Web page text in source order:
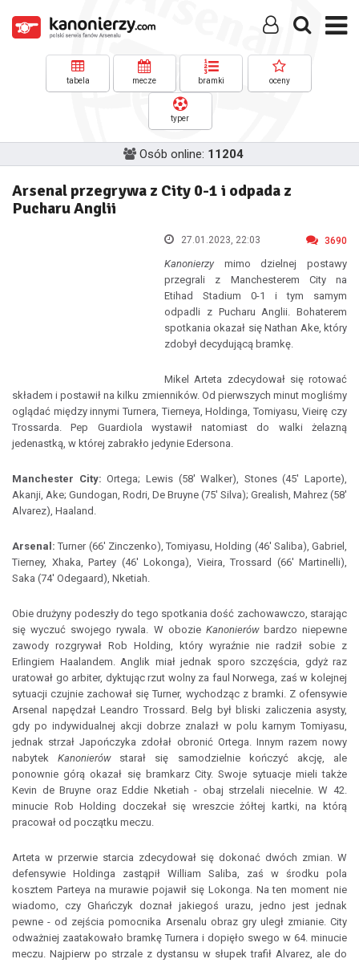
tabela mecze bramki oceny
typer
Osób online: 11204
Arsenal przegrywa z City 0-1 i odpada z
Pucharu Anglii
27.01.2023, 22:03 3690
Kanonierzymimo dzielnej postawy
przegrali z Manchesterem City na
Etihad Stadium 0-1 i tym samym
odpadli z Pucharu Anglii. Bohaterem
spotkania okazał się Nathan Ake, który
zdobył decydującą bramkę.
Mikel Arteta zdecydował się rotować
składem i postawił na kilku zmienników. Od pierwszych minut mogliśmy
oglądać między innymi Turnera, Tierneya, Holdinga, Tomiyasu, Vieirę czy
Trossarda. Pep Guardiola wystawił natomiast do walki żelazną
jedenastką, w której zabrakło jedynie Edersona.
Manchester City: Ortega; Lewis (58' Walker), Stones (45' Laporte),
Akanji, Ake; Gundogan, Rodri, De Bruyne (75' Silva); Grealish, Mahrez (58'
Alvarez), Haaland.
Arsenal: Turner (66' Zinczenko), Tomiyasu, Holding (46' Saliba), Gabriel,
Tierney, Xhaka, Partey (46' Lokonga), Vieira, Trossard (66' Martinelli),
Saka (74' Odegaard), Nketiah.
Obie drużyny podeszły do tego spotkania dość zachowawczo, starając
się wyczuć swojego rywala. W obozie Kanonierówbardzo niepewne
zawody rozgrywał Rob Holding, który wyraźnie nie radził sobie z
Erlingiem Haalandem. Anglik miał jednak sporo szczęścia, gdyż raz
uratował go arbiter, dyktując rzut wolny za faul Norwega, zaś w kolejnej
sytuacji czujnie zachował się Turner, wychodząc z bramki. Z ofensywie
Arsenal napędzał Leandro Trossard. Belg był bliski zaliczenia asysty,
gdy po indywidualnej akcji dobrze znalazł w polu karnym Tomiyasu,
jednak strzał Japończyka zdołał obronić Ortega. Innym razem nowy
nabytekKanonierówstarał się samodzielnie kończyć akcję, ale
ponownie górą okazał się bramkarz City. Swoje sytuacje mieli także
Kevin de Bruyne oraz Eddie Nketiah - obaj strzelali niecelnie. W 42.
minucie Rob Holding doczekał się wreszcie żółtej kartki, na którą
pracował od początku meczu.
Arteta w przerwie starcia zdecydował się dokonać dwóch zmian. W
defensywie Holdinga zastąpił William Saliba, zaś w środku pola
kosztem Parteya na murawie pojawił się Lokonga. Na ten moment nie
wiadomo, czy Ghańczyk doznał jakiegoś urazu, jedno jest jednak
pewne - od zejścia pomocnika Arsenalu obraz gry uległ zmianie. City
odważniej zaatakowało bramkę Turnera i dopięło swego w 64. minucie
meczu. Najpierw po strzale z dystansu w słupek trafił Alvarez, ale do